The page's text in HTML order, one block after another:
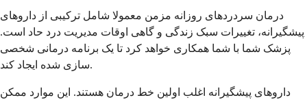
درمان سردردهای روزانه مزمن معمولا شامل ترکیبی از داروهای
پیشگیرانه، تغییرات سبک زندگی و گاهی اوقات مدیریت درد حاد است.
پزشک شما با شما همکاری خواهد کرد تا یک برنامه درمانی شخصی
سازی شده ایجاد کند.
داروهای پیشگیرانه اغلب اولین خط درمان هستند. این موارد ممکن